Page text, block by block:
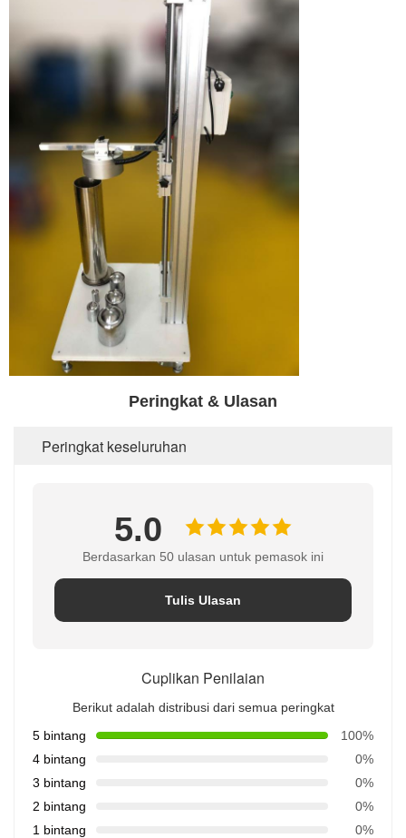
Peringkat & Ulasan
Peringkat keseluruhan
5.0
Berdasarkan 50 ulasan untuk pemasok ini
Tulis Ulasan
Cuplikan Penilaian
Berikut adalah distribusi dari semua peringkat
5 bintang
100%
4 bintang
0%
3 bintang
0%
2 bintang
0%
1 bintang
0%